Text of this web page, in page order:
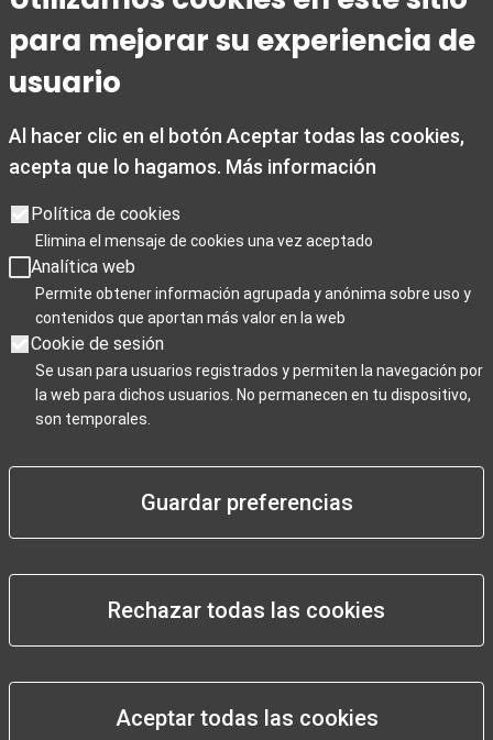
De lunes a viernes de 09:00 a 20:00
Sábados de 10:00 a 14:00 y de 15:30 a 19:00
Domingos y festivos de 10:00 a 15:00
De 1 noviembre a 28 de febrero
De lunes a viernes de 09:00 a 19:00
Sábados de 10:00 a 19:00
Domingos y festivos de 10:00 a 15:00
Días de cierre 25 de Navidad, 1 de enero y 6 de enero
Para Profesionales
Negocios / Comercios
de
página
Declaración de accesibilidad
Mapa web
para mejorar su experiencia de
usuario
Al hacer clic en el botón Aceptar todas las cookies,
acepta que lo hagamos. Más información
Política de cookies
Elimina el mensaje de cookies una vez aceptado
Analítica web
Permite obtener información agrupada y anónima sobre uso y
contenidos que aportan más valor en la web
Cookie de sesión
Se usan para usuarios registrados y permiten la navegación por
la web para dichos usuarios. No permanecen en tu dispositivo,
son temporales.
Guardar preferencias
Rechazar todas las cookies
Aceptar todas las cookies